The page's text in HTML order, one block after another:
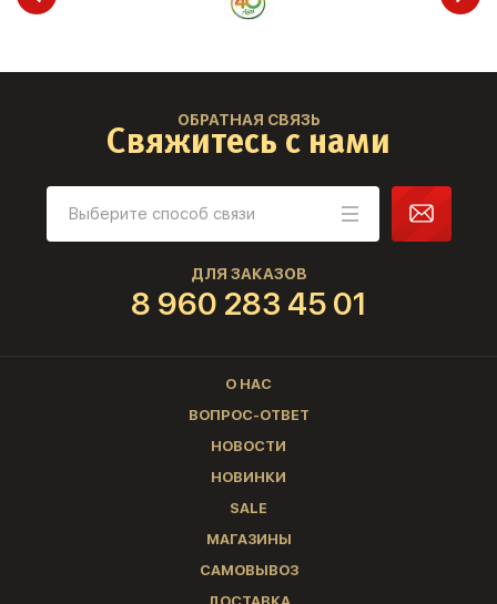
ОБРАТНАЯ СВЯЗЬ
Свяжитесь с нами
ДЛЯ ЗАКАЗОВ
8 960 283 45 01
О НАС
ВОПРОС-ОТВЕТ
НОВОСТИ
НОВИНКИ
SALE
МАГАЗИНЫ
САМОВЫВОЗ